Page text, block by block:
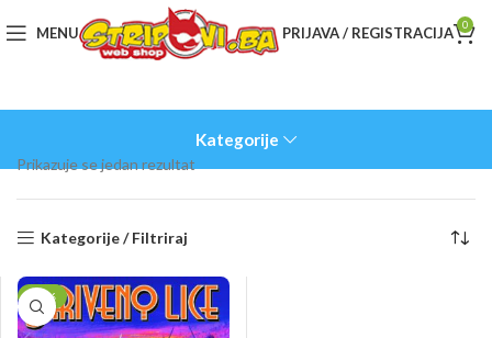
MENU PRIJAVA / REGISTRACIJA 0
Kategorije
Prikazuje se jedan rezultat
Kategorije / Filtriraj
-10%